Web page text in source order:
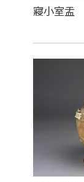
寢小室盂